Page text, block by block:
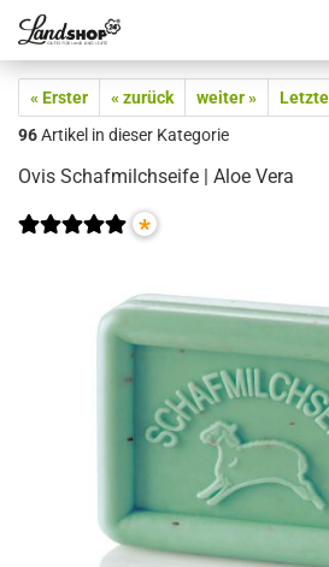
« Erster « zurück weiter »
96Artikel in dieser Kategorie
Ovis Schafmilchseife | Aloe Vera
*